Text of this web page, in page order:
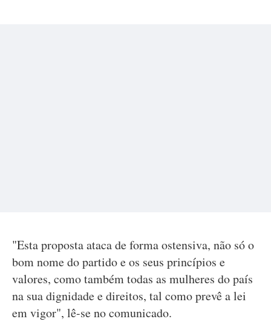
"Esta proposta ataca de forma ostensiva, não só o
bom nome do partido e os seus princípios e
valores, como também todas as mulheres do país
na sua dignidade e direitos, tal como prevê a lei
em vigor", lê-se no comunicado.